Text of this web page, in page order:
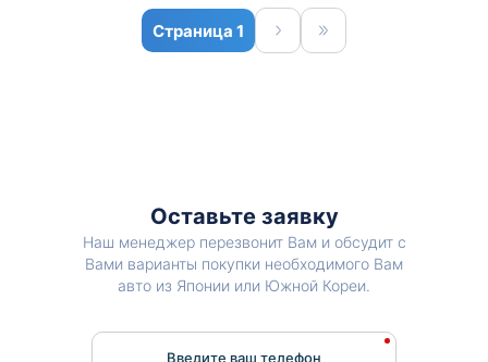
1
Оставьте заявку
Наш менеджер перезвонит Вам и обсудит с
Вами варианты покупки необходимого Вам
авто из Японии или Южной Кореи.
Введите ваш телефон